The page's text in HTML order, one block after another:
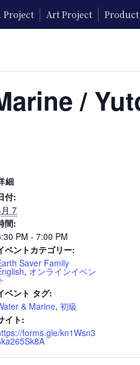
Art Project
/
細
付:
7
間:
PM - 7:00 PM
ベントカテゴリー:
Saver Family
, オンラインイベン
ト
ベント タグ:
& Marine, 初級
イト:
forms.gle/kn1Wsn3